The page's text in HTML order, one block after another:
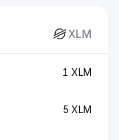
XLM
1 XLM
5 XLM